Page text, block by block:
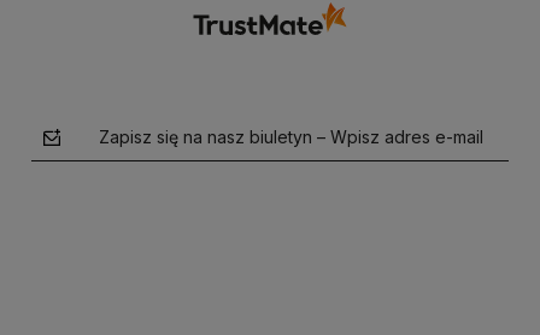
Zapisz się na nasz biuletyn – Wpisz adres e-mail